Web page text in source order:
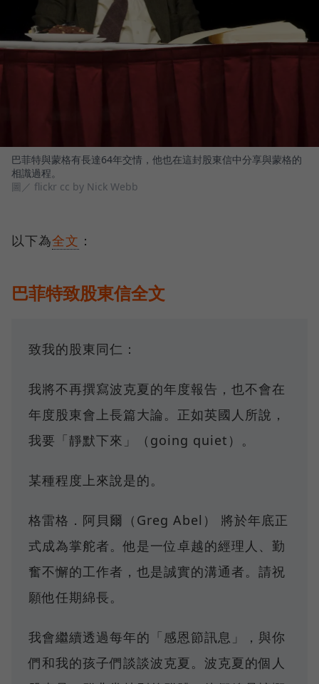
巴菲特與蒙格有長達64年交情，他也在這封股東信中分享與蒙格的
相識過程。
圖／ flickr cc by Nick Webb
以下為全文 ：
巴菲特致股東信全文
致我的股東同仁：
我將不再撰寫波克夏的年度報告，也不會在
年度股東會上長篇大論。正如英國人所說，
我要「靜默下來」（going quiet）。
某種程度上來說是的。
格雷格．阿貝爾（Greg Abel） 將於年底正
式成為掌舵者。他是一位卓越的經理人、勤
奮不懈的工作者，也是誠實的溝通者。請祝
願他任期綿長。
我會繼續透過每年的「感恩節訊息」，與你
們和我的孩子們談談波克夏。波克夏的個人